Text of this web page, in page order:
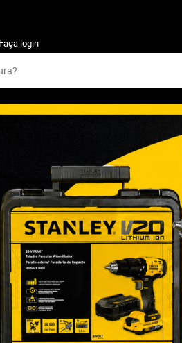
Faça login